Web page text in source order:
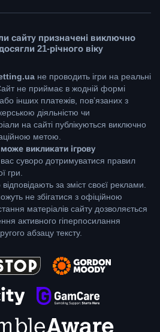
сайту призначені виключно
21-річного віку
не проводить ігри на реальні
не приймає в жодній формі
інших платежів, пов’язаних з
діяльністю чи
на сайті публікуються виключно
метою.
викликати ігрову
суворо дотримуватися правил
гри.
за зміст своєї реклами.
не збігатися з офіційною
матеріалів сайту дозволяється
активного гіперпосилання
абзацу тексту.